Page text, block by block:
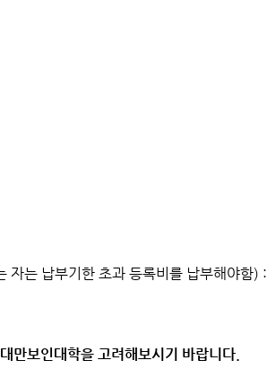
자는 납부기한 초과 등록비를 납부해야함) :
만보인대학을 고려해보시기 바랍니다.